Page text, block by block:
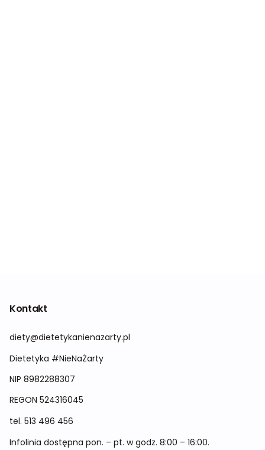
Kontakt
diety@dietetykanienazarty.pl
Dietetyka #NieNaŻarty
NIP 8982288307
REGON 524316045
tel. 513 496 456
Infolinia dostępna pon. – pt. w godz. 8:00 – 16:00.